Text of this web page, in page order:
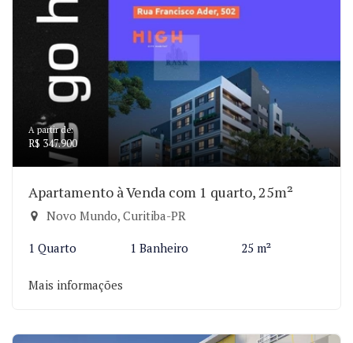
A partir de:
R$ 347.900
Apartamento à Venda com 1 quarto, 25m²
Novo Mundo, Curitiba-PR
1 Quarto 1 Banheiro 25 m²
Mais informações